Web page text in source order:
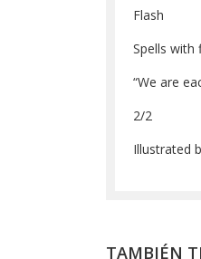
Flash
Spells with
“We are
2/2
Illustrated
TAMBIÉN